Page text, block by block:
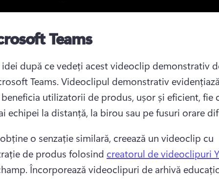
Teams
după ce vedeți acest videoclip demonstrativ
Teams. Videoclipul demonstrativ
utilizatorii de produs, ușor și eficient, fie
echipei la distanță, la birou sau pe fusuri orare
o senzație similară, creează un videoclip cu
de produs folosind creatorul de videoclipuri
Încorporează videoclipuri de arhivă